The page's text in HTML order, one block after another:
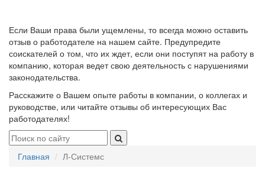
Если Ваши права были ущемлены, то всегда можно оставить
отзыв о работодателе на нашем сайте. Предупредите
соискателей о том, что их ждет, если они поступят на работу в
компанию, которая ведет свою деятельность с нарушениями
законодательства.
Расскажите о Вашем опыте работы в компании, о коллегах и
руководстве, или читайте отзывы об интересующих Вас
работодателях!
Главная Л-Системс